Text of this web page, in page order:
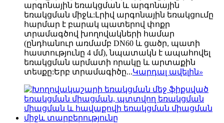
արգոնային եռակցման և արգոնային
եռակցման միջև:Լրիվ արգոնային եռակցումը
հարմար է բարակ պատերով փոքր
տրամագծով խողովակների համար
(ընդհանուր առմամբ DN60 և ցածր, պատի
հաստությունը 4 մմ), նպատակն է ապահովել
եռակցման արմատի որակը և արտաքին
տեսքը:Երբ տրամագիծը...Կարդալ ավելին»